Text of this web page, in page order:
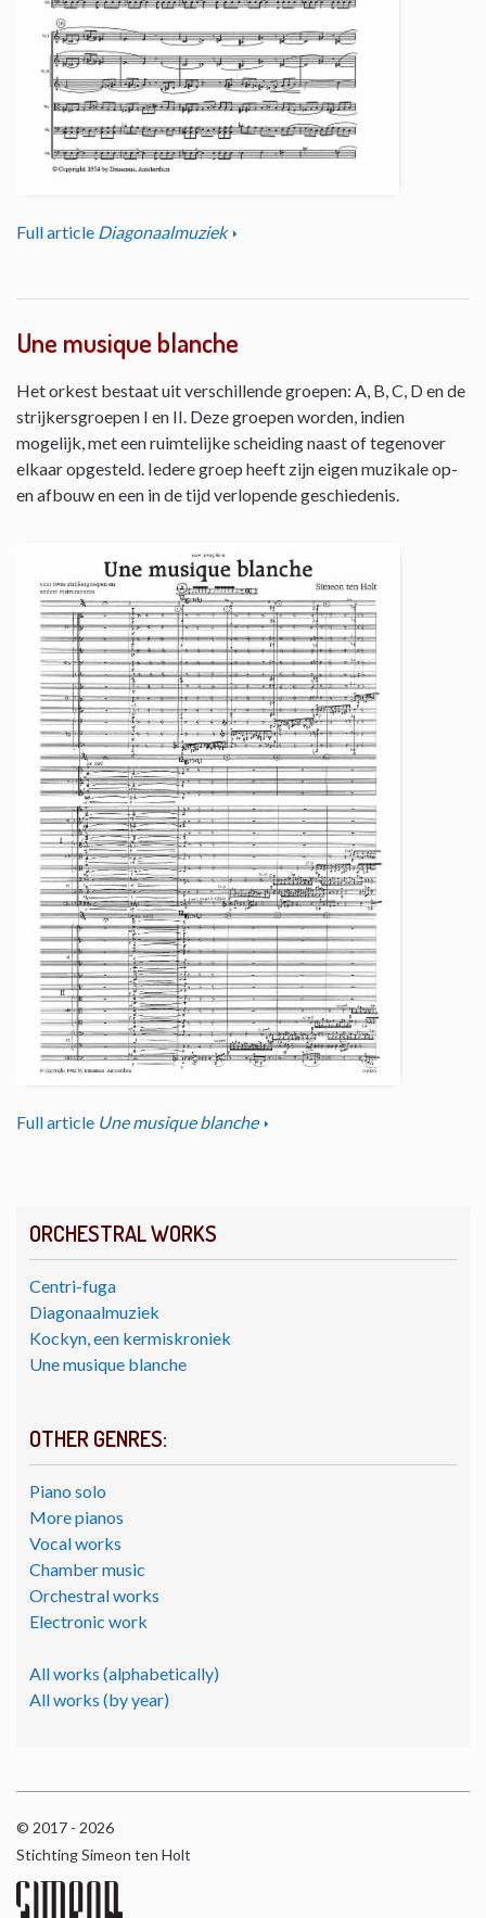
ORCHESTRAL WORKS
Centri-fuga
Diagonaalmuziek
Kockyn, een kermiskroniek
Une musique blanche
OTHER GENRES:
Piano solo
More pianos
Vocal works
Chamber music
Orchestral works
Electronic work
All works (alphabetically)
All works (by year)
Full article Diagonaalmuziek
Une musique blanche
Het orkest bestaat uit verschillende groepen: A, B, C, D en de
strijkersgroepen I en II. Deze groepen worden, indien
mogelijk, met een ruimtelijke scheiding naast of tegenover
elkaar opgesteld. Iedere groep heeft zijn eigen muzikale op-
en afbouw en een in de tijd verlopende geschiedenis.
Full article Une musique blanche
© 2017 - 2026
Stichting Simeon ten Holt